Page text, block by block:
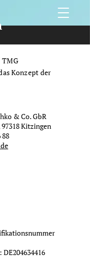
TMG
Konzept der
& Co. GbR
97318 Kitzingen
88